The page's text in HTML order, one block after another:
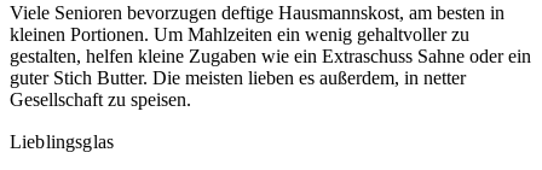
Viele Senioren bevorzugen deftige Hausmannskost, am besten in
kleinen Portionen. Um Mahlzeiten ein wenig gehaltvoller zu
gestalten, helfen kleine Zugaben wie ein Extraschuss Sahne oder ein
guter Stich Butter. Die meisten lieben es außerdem, in netter
Gesellschaft zu speisen.
Lieblingsglas